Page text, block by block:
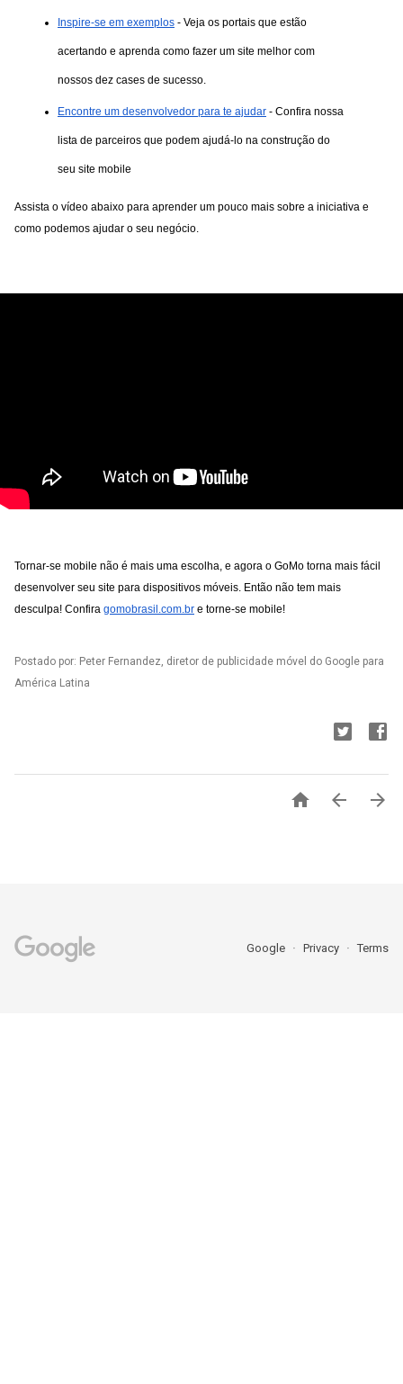
Inspire-se em exemplos - Veja os portais que estão
acertando e aprenda como fazer um site melhor com
nossos dez cases de sucesso.
Encontre um desenvolvedor para te ajudar - Confira nossa
lista de parceiros que podem ajudá-lo na construção do
seu site mobile
Assista o vídeo abaixo para aprender um pouco mais sobre a iniciativa e
como podemos ajudar o seu negócio.
Tornar-se mobile não é mais uma escolha, e agora o GoMo torna mais fácil
desenvolver seu site para dispositivos móveis. Então não tem mais
desculpa! Confira gomobrasil.com.br e torne-se mobile!
Postado por: Peter Fernandez, diretor de publicidade móvel do Google para
América Latina
  
Google Privacy Terms